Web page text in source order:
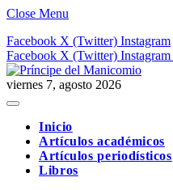
Close Menu
Facebook X (Twitter) Instagram
Facebook X (Twitter) Instagram
viernes 7, agosto 2026
Inicio
Artículos académicos
Artículos periodísticos
Libros